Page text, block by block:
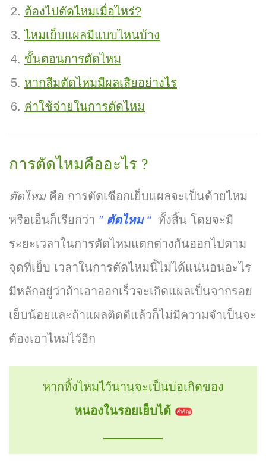
ต้องไปตัดไหมเมื่อไหร่?
ไหมเย็บแผลมีแบบไหนบ้าง
ขั้นตอนการตัดไหม
หากลืมตัดไหมมีผลเสียอย่างไร
ค่าใช้จ่ายในการตัดไหม
การตัดไหมคืออะไร ?
ตัดไหมคือ การตัดเชือกเย็บแผลจะเป็นด้ายไหม
หรือเอ็นก็เรียกว่า ” ตัดไหม“ทั้งสิ้น โดยจะมี
ระยะเวลาในการตัดไหมแตกต่างกันออกไปตาม
จุดที่เย็บ เวลาในการตัดไหมนี้ไม่ได้แน่นอนอะไร
มีหลักอยู่ว่าถ้าเอาออกเร็วจะเกิดแผลเป็นจากรอย
เย็บน้อยและถ้าแผลติดดีแล้วก็ไม่มีความจำเป็นจะ
ต้องเอาไหมไว้อีก
หากทิ้งไหมไว้นานจะเป็นบ่อเกิดของ
หนองในรอยเย็บได้